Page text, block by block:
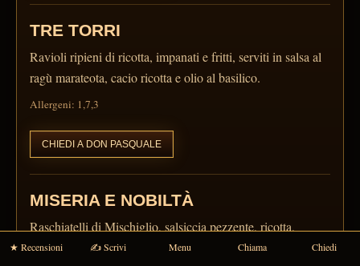
TRE TORRI
Ravioli ripieni di ricotta, impanati e fritti, serviti in salsa al
ragù marateota, cacio ricotta e olio al basilico.
Allergeni: 1,7,3
CHIEDI A DON PASQUALE
MISERIA E NOBILTÀ
Raschiatelli di Mischiglio, salsiccia pezzente, ricotta,
zafferano, uvetta e finocchietto selvatico.
★ Recensioni ✍ Scrivi Menu Chiama Chiedi